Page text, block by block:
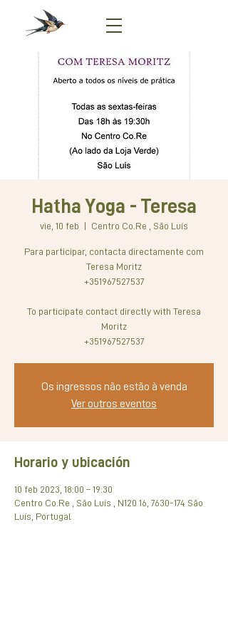
Hatha Yoga - Teresa
vie, 10 feb Centro Co.Re , São Luís
Para participar, contacta directamente com
Teresa Moritz
+351967527537
To participate contact directly with Teresa
Moritz
+351967527537
Os ingressos não estão à venda
Ver outros eventos
Horario y ubicación
10 feb 2023, 18:00 – 19:30
Centro Co.Re , São Luís , N120 16, 7630-174 São
Luís, Portugal